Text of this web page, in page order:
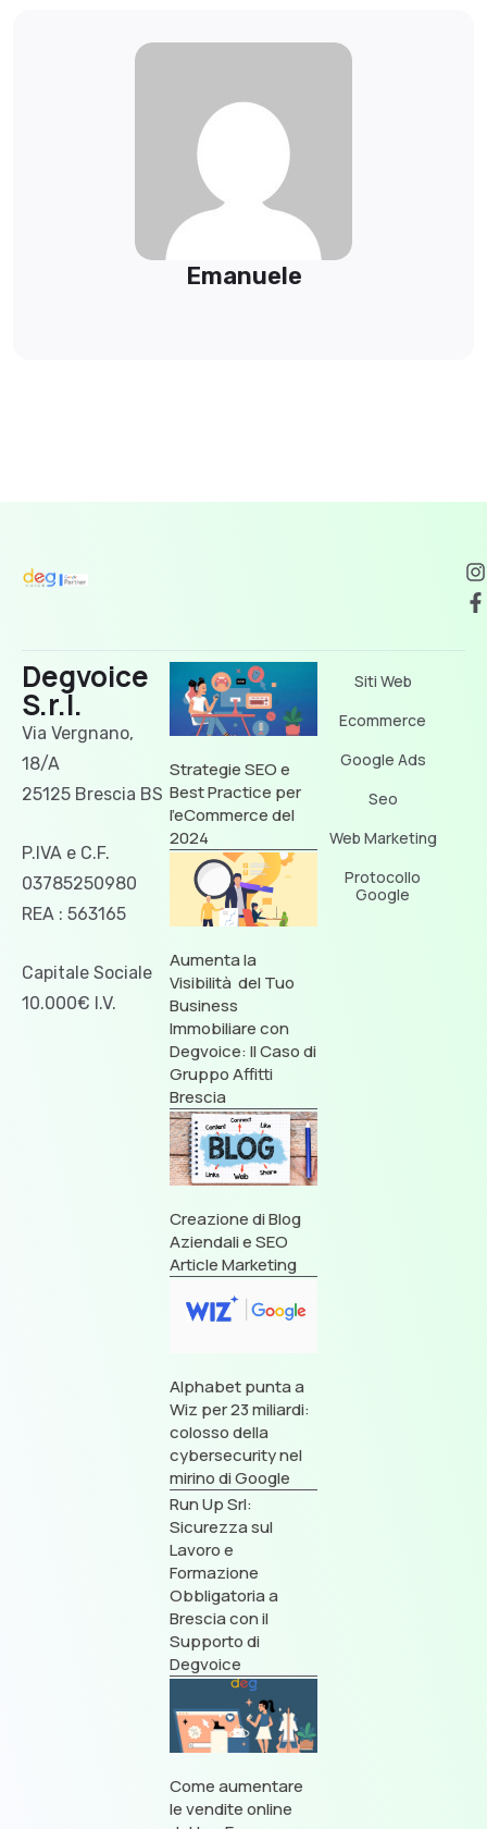
Emanuele
Degvoice
S.r.l.
Via Vergnano,
18/A
25125 Brescia BS
P.IVA e C.F.
03785250980
REA : 563165
Capitale Sociale
10.000€ I.V.
Strategie SEO e
Best Practice per
l’eCommerce del
2024
Aumenta la
Visibilità del Tuo
Business
Immobiliare con
Degvoice: Il Caso di
Gruppo Affitti
Brescia
Creazione di Blog
Aziendali e SEO
Article Marketing
Alphabet punta a
Wiz per 23 miliardi:
colosso della
cybersecurity nel
mirino di Google
Run Up Srl:
Sicurezza sul
Lavoro e
Formazione
Obbligatoria a
Brescia con il
Supporto di
Degvoice
Come aumentare
le vendite online
Siti Web
Ecommerce
Google Ads
Seo
Web Marketing
Protocollo
Google